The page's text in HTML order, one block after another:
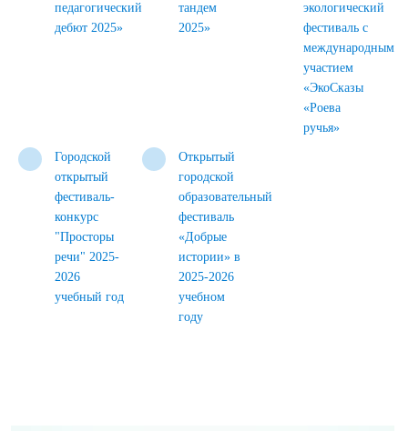
педагогический
дебют 2025»
тандем
2025»
экологический
фестиваль c
международным
участием
«ЭкоСказы
«Роева
ручья»
Городской
открытый
фестиваль-
конкурс
"Просторы
речи" 2025-
2026
учебный год
Открытый
городской
образовательный
фестиваль
«Добрые
истории» в
2025-2026
учебном
году